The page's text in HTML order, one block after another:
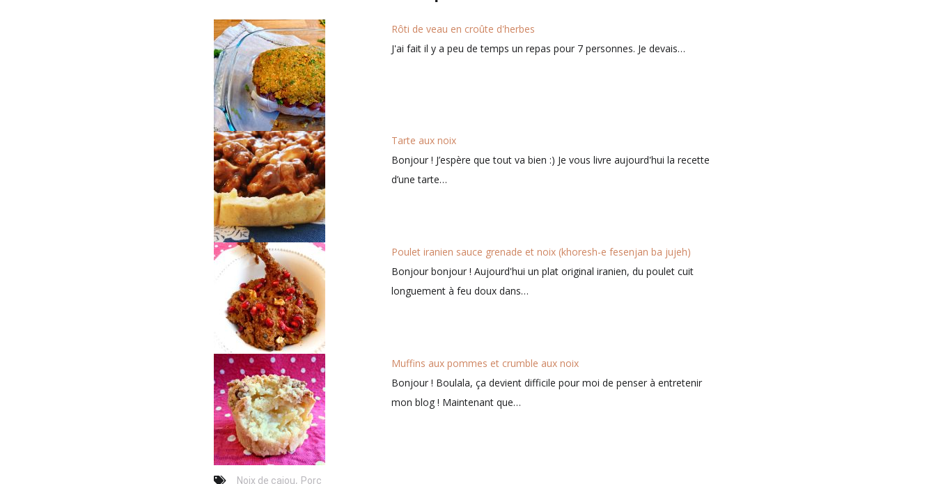
Rôti de veau en croûte d'herbes
J'ai fait il y a peu de temps un repas pour 7 personnes. Je devais…
Tarte aux noix
Bonjour ! J’espère que tout va bien :) Je vous livre aujourd'hui la recette
d’une tarte…
Poulet iranien sauce grenade et noix (khoresh-e fesenjan ba jujeh)
Bonjour bonjour ! Aujourd'hui un plat original iranien, du poulet cuit
longuement à feu doux dans…
Muffins aux pommes et crumble aux noix
Bonjour ! Boulala, ça devient difficile pour moi de penser à entretenir
mon blog ! Maintenant que…
Noix de cajou, Porc